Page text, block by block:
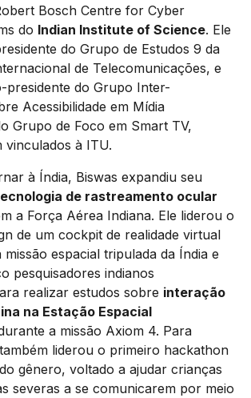
Bosch Centre for Cyber
do Indian Institute of Science. Ele
do Grupo de Estudos 9 da
de Telecomunicações, e
presidente do Grupo Inter-
Acessibilidade em Mídia
Grupo de Foco em Smart TV,
vinculados à ITU.
à Índia, Biswas expandiu seu
de rastreamento ocular
a Força Aérea Indiana. Ele liderou o
de um cockpit de realidade virtual
espacial tripulada da Índia e
pesquisadores indianos
realizar estudos sobre interação
na Estação Espacial
a missão Axiom 4. Para
liderou o primeiro hackathon
gênero, voltado a ajudar crianças
severas a se comunicarem por meio